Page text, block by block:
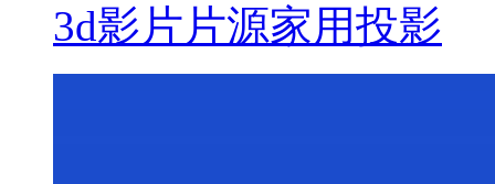
3d影片片源家用投影